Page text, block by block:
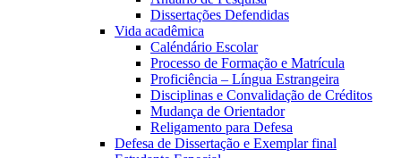
Dissertações Defendidas
Vida acadêmica
Caléndário Escolar
Processo de Formação e Matrícula
Proficiência – Língua Estrangeira
Disciplinas e Convalidação de Créditos
Mudança de Orientador
Religamento para Defesa
Defesa de Dissertação e Exemplar final